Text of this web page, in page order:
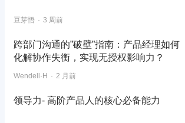
豆芽悟 3 周前
跨部门沟通的”破壁”指南：产品经理如何
化解协作失衡，实现无授权影响力？
Wendell·H 2 月前
领导力- 高阶产品人的核心必备能力